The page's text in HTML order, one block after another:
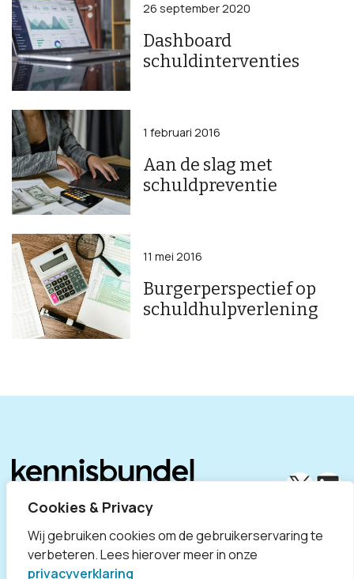
Cookies & Privacy
Wij gebruiken cookies om de gebruikerservaring te
verbeteren. Lees hierover meer in onze
privacyverklaring
Dashboard
schuldinterventies
26 september 2020
Aan de slag met
schuldpreventie
1 februari 2016
Burgerperspectief op
schuldhulpverlening
11 mei 2016
X